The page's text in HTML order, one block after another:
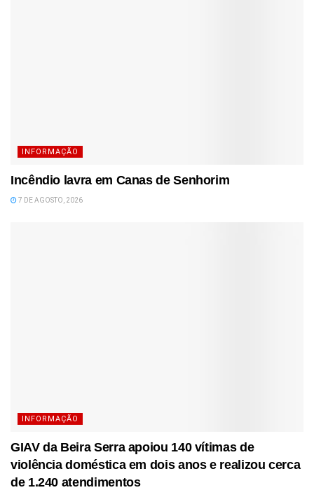
INFORMAÇÃO
Incêndio lavra em Canas de Senhorim
7 DE AGOSTO, 2026
INFORMAÇÃO
GIAV da Beira Serra apoiou 140 vítimas de
violência doméstica em dois anos e realizou cerca
de 1.240 atendimentos